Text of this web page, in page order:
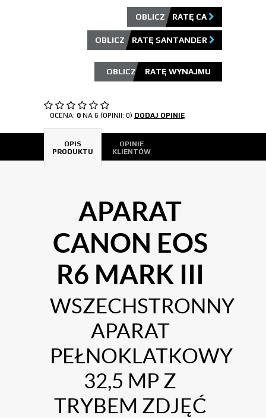
OBLICZ RATĘ CA
OBLICZ RATĘ SANTANDER
OCENA: 0 NA 6 (OPINII: 0) DODAJ OPINIĘ
OPIS
PRODUKTU
OPINIE
KLIENTÓW
APARAT
CANON EOS
R6 MARK III
WSZECHSTRONNY
APARAT
PEŁNOKLATKOWY
32,5 MP Z
TRYBEM ZDJĘĆ